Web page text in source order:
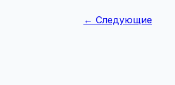
← Следующие